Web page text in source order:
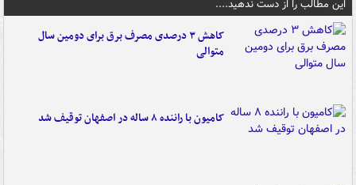
این مطالب را از دست ندهید....
کاهش ۳ درصدی مصرف برق برای دومین سال
متوالی
کامیون با راننده ۸ ساله در اصفهان توقیف شد